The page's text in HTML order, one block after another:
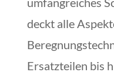
deckt alle
Ersatzteilen bis